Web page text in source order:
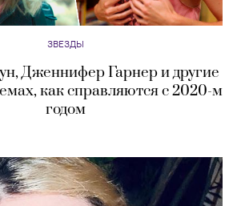
ЗВЕЗДЫ
Дженнифер Гарнер и другие
как справляются с 2020-м
годом